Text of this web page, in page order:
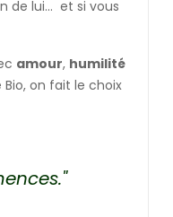
de lui... et si vous
amour, humilité
on fait le choix